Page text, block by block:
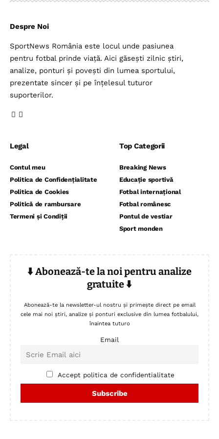
Despre Noi
SportNews România este locul unde pasiunea
pentru fotbal prinde viață. Aici găsești zilnic știri,
analize, ponturi și povești din lumea sportului,
prezentate sincer și pe înțelesul tuturor
suporterilor.
Legal
Contul meu
Politica de Confidențialitate
Politica de Cookies
Politică de rambursare
Termeni și Condiții
Top Categorii
Breaking News
Educație sportivă
Fotbal internațional
Fotbal românesc
Pontul de vestiar
Sport monden
⬇️ Abonează-te la noi pentru analize
gratuite ⬇️
Abonează-te la newsletter-ul nostru și primește direct pe email
cele mai noi știri, analize și ponturi exclusive din lumea fotbalului,
înaintea tuturo
Email
Accept politica de confidentialitate